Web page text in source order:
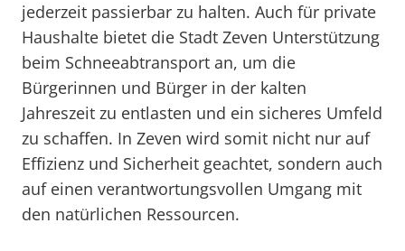
jederzeit passierbar zu halten. Auch für private
Haushalte bietet die Stadt Zeven Unterstützung
beim Schneeabtransport an, um die
Bürgerinnen und Bürger in der kalten
Jahreszeit zu entlasten und ein sicheres Umfeld
zu schaffen. In Zeven wird somit nicht nur auf
Effizienz und Sicherheit geachtet, sondern auch
auf einen verantwortungsvollen Umgang mit
den natürlichen Ressourcen.